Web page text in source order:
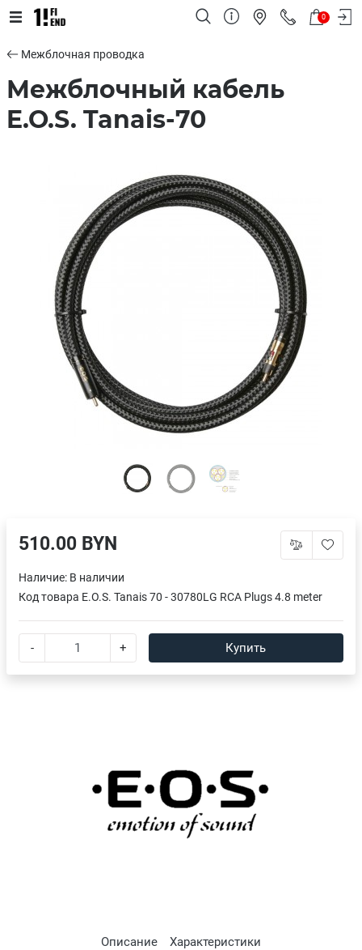
0
Межблочная проводка
Межблочный кабель
E.O.S. Tanais-70
Описание Характеристики
510.00 BYN
Наличие: В наличии
Код товара E.O.S. Tanais 70 - 30780LG RCA Plugs 4.8 meter
- + Купить